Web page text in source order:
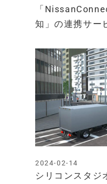
「
知」の連携サー
シリコンスタジ
2024-02-14